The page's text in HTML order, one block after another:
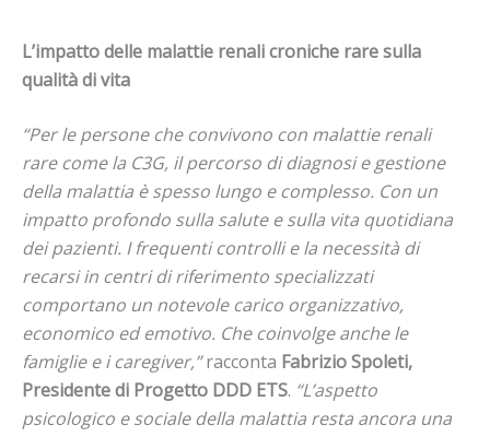
L’impatto delle malattie renali croniche rare sulla
qualità di vita
“Per le persone che convivono con malattie renali
rare come la C3G, il percorso di diagnosi e gestione
della malattia è spesso lungo e complesso. Con un
impatto profondo sulla salute e sulla vita quotidiana
dei pazienti. I frequenti controlli e la necessità di
recarsi in centri di riferimento specializzati
comportano un notevole carico organizzativo,
economico ed emotivo. Che coinvolge anche le
famiglie e i caregiver,”racconta Fabrizio Spoleti,
Presidente di Progetto DDD ETS. “L’aspetto
psicologico e sociale della malattia resta ancora una